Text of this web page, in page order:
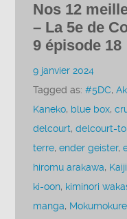
Nos 12
– La 5e de
9 épisode 18
9 janvier 2024
Tagged as:#5DC,
Kaneko, blue box,
delcourt,delcourt-
terre,ender geister,
hiromu arakawa,
ki-oon, kiminori
manga,